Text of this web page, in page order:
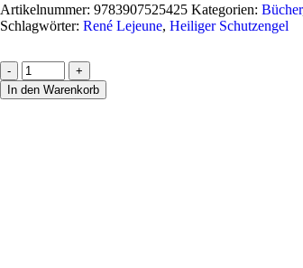
Artikelnummer: 9783907525425 Kategorien: Bücher
Schlagwörter: René Lejeune, Heiliger Schutzengel
-
+
In den Warenkorb